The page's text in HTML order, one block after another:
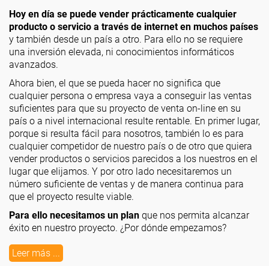
Hoy en día se puede vender prácticamente cualquier
producto o servicio a través de internet en muchos países
y también desde un país a otro. Para ello no se requiere
una inversión elevada, ni conocimientos informáticos
avanzados.
Ahora bien, el que se pueda hacer no significa que
cualquier persona o empresa vaya a conseguir las ventas
suficientes para que su proyecto de venta on-line en su
país o a nivel internacional resulte rentable. En primer lugar,
porque si resulta fácil para nosotros, también lo es para
cualquier competidor de nuestro país o de otro que quiera
vender productos o servicios parecidos a los nuestros en el
lugar que elijamos. Y por otro lado necesitaremos un
número suficiente de ventas y de manera continua para
que el proyecto resulte viable.
Para ello necesitamos un plan que nos permita alcanzar
éxito en nuestro proyecto. ¿Por dónde empezamos?
Leer más ...